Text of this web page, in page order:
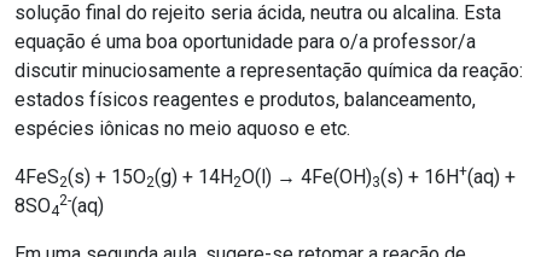
solução final do rejeito seria ácida, neutra ou alcalina. Esta
equação é uma boa oportunidade para o/a professor/a
discutir minuciosamente a representação química da reação:
estados físicos reagentes e produtos, balanceamento,
espécies iônicas no meio aquoso e etc.
4FeS2(s) + 15O2(g) + 14H2O(l) → 4Fe(OH)3(s) + 16H+(aq) +
8SO4
2-(aq)